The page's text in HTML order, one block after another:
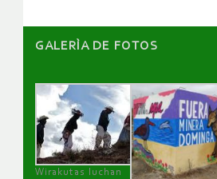
GALERÌA DE FOTOS
Wirakutas luchan